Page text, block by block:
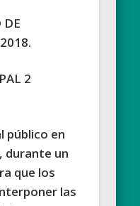
DE
2
público en
durante un
que los
las